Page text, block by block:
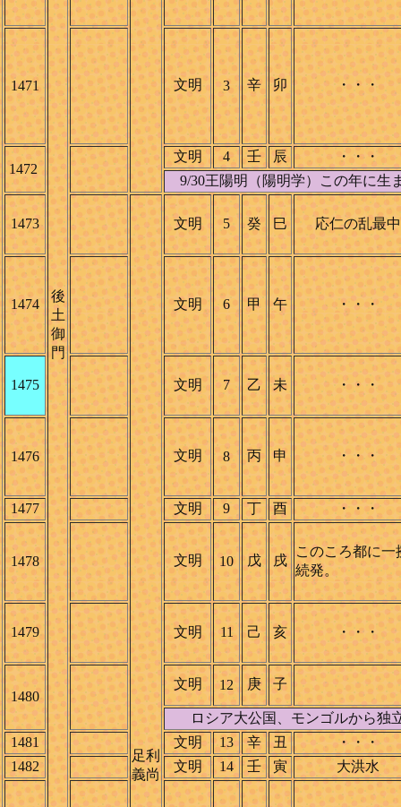
後
土
御
門
1471 文明 3 辛 卯 ・・・
1472
文明 4 壬 辰
・・・
9/30王陽明（陽明学）この年に生
1473
足利
義尚
文明 5 癸 巳 応仁の乱最中
1474 文明 6 甲 午 ・・・
1475 文明 7 乙 未 ・・・
1476 文明 8 丙 申 ・・・
1477 文明 9 丁 酉 ・・・
1478 文明 10 戊 戌
このころ都に一
続発。
1479 文明 11 己 亥 ・・・
1480
文明 12 庚 子
ロシア大公国、モンゴルから
1481
文明 13 辛 丑
・・・
1482
文明 14 壬 寅 大洪水